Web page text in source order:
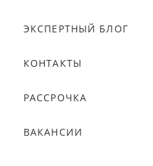
ЭКСПЕРТНЫЙ БЛОГ
КОНТАКТЫ
РАССРОЧКА
ВАКАНСИИ